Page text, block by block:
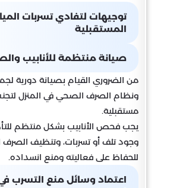
توجيهات لتفادي تسربات
المستقبلية
صيانة منتظمة للأنابيب
من الضروري القيام بصيانة دورية
ونظام الصرف الصحي في المنزل
مستقبلية.
يجب فحص الأنابيب بشكل منتظم
وجود تلف أو تسربات، وتنظيف
للحفاظ على فعاليته ومنع انسداده.
اعتماد وسائل منع التسرب في